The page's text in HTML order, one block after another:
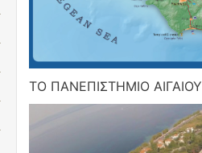
ΤΟ ΠΑΝΕΠΙΣΤΗΜΙΟ ΑΙΓΑΙΟΥ